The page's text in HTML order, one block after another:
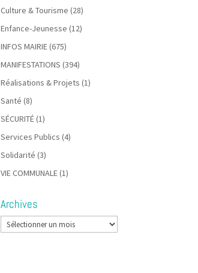
Culture & Tourisme (28)
Enfance-Jeunesse (12)
INFOS MAIRIE(675)
MANIFESTATIONS (394)
Réalisations & Projets (1)
Santé (8)
SÉCURITÉ(1)
Services Publics (4)
Solidarité (3)
VIE COMMUNALE(1)
Archives
Archives